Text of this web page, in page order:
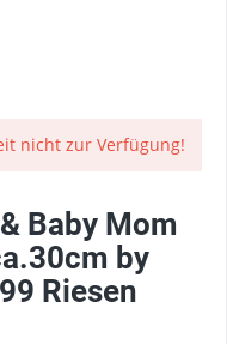
nicht zur Verfügung!
Baby Mom
by
Riesen